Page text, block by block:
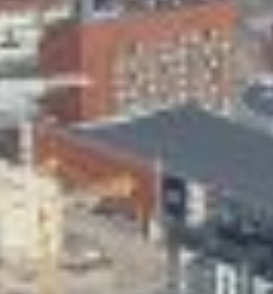
Skeittihalli
Varhaiskasvatus
Ateria- ja välipalamaksut
Mämminiemi
Taideapteekki
Kirjasto
Valon Kaupunki